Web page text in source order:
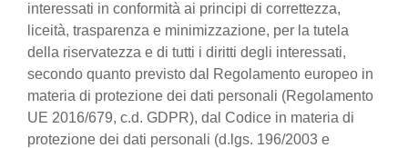
interessati in conformità ai principi di correttezza,
liceità, trasparenza e minimizzazione, per la tutela
della riservatezza e di tutti i diritti degli interessati,
secondo quanto previsto dal Regolamento europeo in
materia di protezione dei dati personali (Regolamento
UE 2016/679, c.d. GDPR), dal Codice in materia di
protezione dei dati personali (d.lgs. 196/2003 e